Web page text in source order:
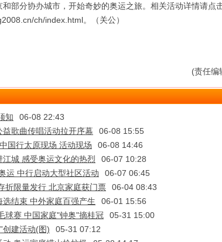
部分协办城市，开始奇妙的奥运之旅。相关活动详情请点
ch/index.html。（关公）
(责任编
知
06-08 22:43
益歌曲传唱活动拉开序幕
06-08 15:55
国行太原现场 活动现场
06-08 14:46
江城 感受奥运文化的热烈
06-07 10:28
运 中行启动大型社区活动
06-07 06:45
折限量发行 北京家庭获门票
06-04 08:43
选结束 中外家庭百强产生
06-01 15:56
球赛 中国家庭"钟奥"摘桂冠
05-31 15:00
创建活动(图)
05-31 07:12